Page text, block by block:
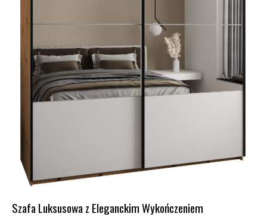
Szafa Luksusowa z Eleganckim Wykończeniem